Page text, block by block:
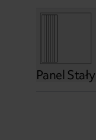
Panel Stały